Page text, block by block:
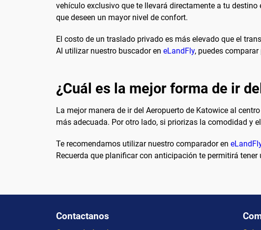
vehículo exclusivo que te llevará directamente a tu
que deseen un mayor nivel de confort.
El costo de un traslado privado es más elevado que el
Al utilizar nuestro buscador en eLandFly, puedes
¿Cuál es la mejor forma de ir
La mejor manera de ir del Aeropuerto de Katowice al
más adecuada. Por otro lado, si priorizas la comodidad y
Te recomendamos utilizar nuestro comparador en
Recuerda que planificar con anticipación te permitirá
Contactanos